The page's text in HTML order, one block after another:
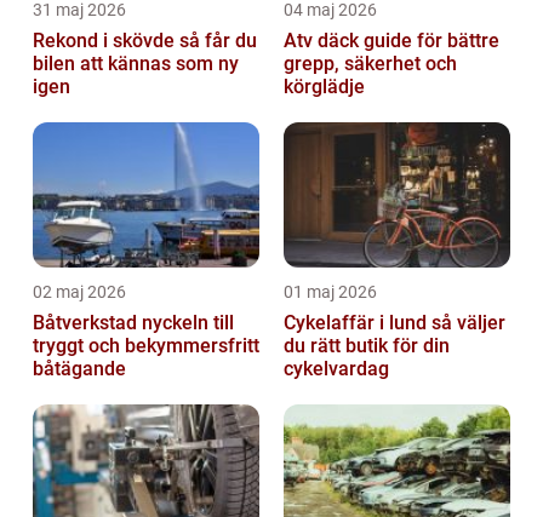
31 maj 2026
Rekond i skövde så får du
bilen att kännas som ny
igen
04 maj 2026
Atv däck guide för bättre
grepp, säkerhet och
körglädje
02 maj 2026
Båtverkstad nyckeln till
tryggt och bekymmersfritt
båtägande
01 maj 2026
Cykelaffär i lund så väljer
du rätt butik för din
cykelvardag